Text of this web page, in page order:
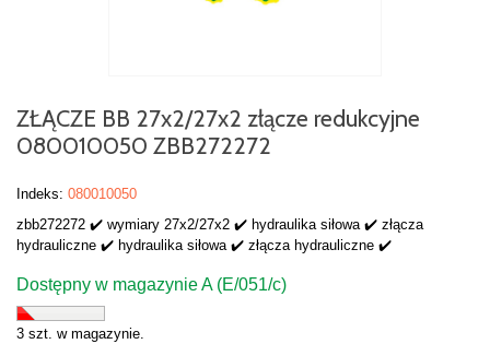
ZŁĄCZE BB 27x2/27x2 złącze redukcyjne
080010050 ZBB272272
Indeks: 080010050
zbb272272 ✔️ wymiary 27x2/27x2 ✔️ hydraulika siłowa ✔️ złącza
hydrauliczne ✔️ hydraulika siłowa ✔️ złącza hydrauliczne ✔️
Dostępny w magazynie A (E/051/c)
3 szt. w magazynie.